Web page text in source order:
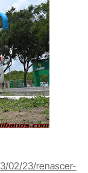
02/23/renascer-